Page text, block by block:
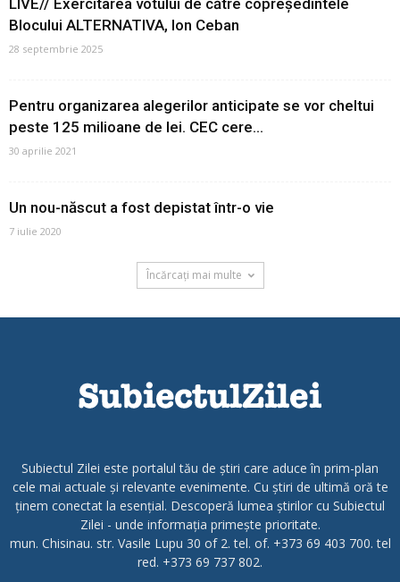
LIVE// Exercitarea votului de către copreședintele
Blocului ALTERNATIVA, Ion Ceban
28 septembrie 2025
Pentru organizarea alegerilor anticipate se vor cheltui
peste 125 milioane de lei. CEC cere...
30 aprilie 2021
Un nou-născut a fost depistat într-o vie
7 iulie 2020
Încărcați mai multe
Subiectul Zilei este portalul tău de știri care aduce în prim-plan
cele mai actuale și relevante evenimente. Cu știri de ultimă oră te
ținem conectat la esențial. Descoperă lumea știrilor cu Subiectul
Zilei - unde informația primește prioritate.
mun. Chisinau. str. Vasile Lupu 30 of 2. tel. of. +373 69 403 700. tel
red. +373 69 737 802.